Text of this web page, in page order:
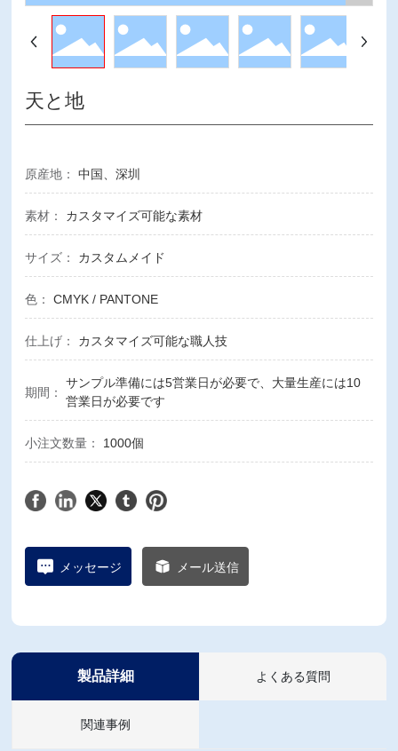
天と地
原産地： 中国、深圳
素材： カスタマイズ可能な素材
サイズ： カスタムメイド
色： CMYK / PANTONE
仕上げ： カスタマイズ可能な職人技
期間：
サンプル準備には5営業日が必要で、大量生産には10
営業日が必要です
小注文数量： 1000個
メッセージ メール送信
製品詳細 よくある質問
関連事例